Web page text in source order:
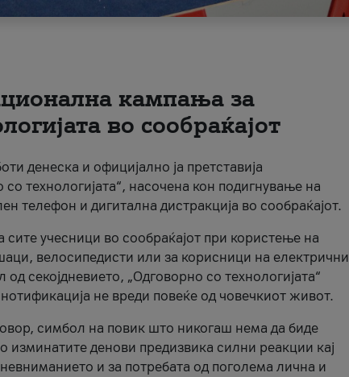
кампања за
во сообраќајот
денеска и официјално ја претставија
технологијата“, насочена кон подигнување на
телефон и дигитална дистракција во сообраќајот.
учесници во сообраќајот при користење на
велосипедисти или за корисници на електрични
секојдневието, „Одговорно со технологијата“
не вреди повеќе од човечкиот живот.
симбол на повик што никогаш нема да биде
изминатите денови предизвика силни реакции кај
и за потребата од поголема лична и